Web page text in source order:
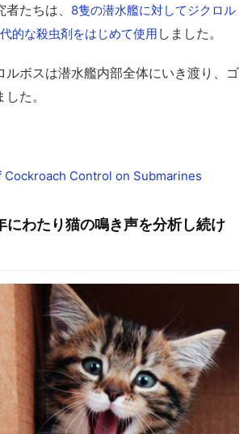
たちは、 8隻の潜水艦に対してジクロル
的な殺虫剤をはじめて使用 しました。
ルボスは潜水艦内部全体にいき渡り、ゴ
た。
Cockroach Control on Submarines
にわたり猫の鳴き声を分析し続け